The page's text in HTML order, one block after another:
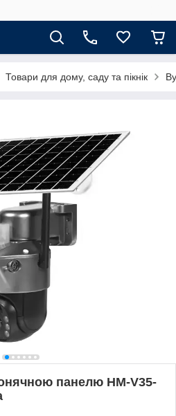
Товари для дому, саду та пікнік
панелю HM-V35-